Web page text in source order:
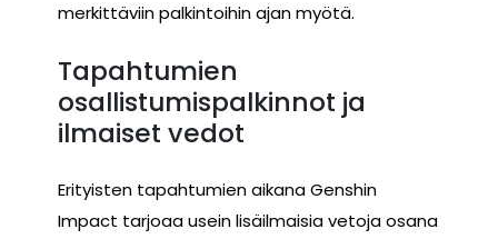
merkittäviin palkintoihin ajan myötä.
Tapahtumien
osallistumispalkinnot ja
ilmaiset vedot
Erityisten tapahtumien aikana Genshin
Impact tarjoaa usein lisäilmaisia vetoja osana